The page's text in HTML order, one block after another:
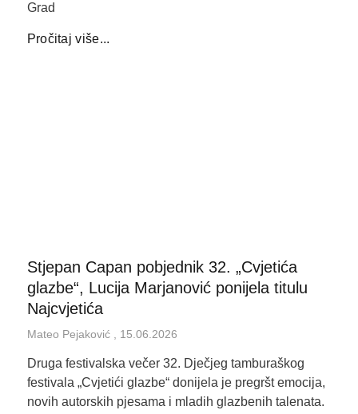
Grad
Pročitaj više...
Stjepan Capan pobjednik 32. „Cvjetića
glazbe“, Lucija Marjanović ponijela titulu
Najcvjetića
Mateo Pejaković 15.06.2026
Druga festivalska večer 32. Dječjeg tamburaškog
festivala „Cvjetići glazbe“ donijela je pregršt emocija,
novih autorskih pjesama i mladih glazbenih talenata.